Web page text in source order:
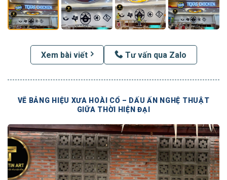
Xem bài viết Tư vấn qua Zalo
VẼ BẢNG HIỆU XƯA HOÀI CỔ – DẤU ẤN NGHỆ THUẬT
GIỮA THỜI HIỆN ĐẠI